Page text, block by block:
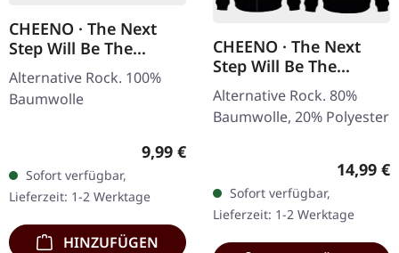
CHEENO · The Next
Step Will Be The
Hardest | T-SHIRT
Alternative Rock. 100%
Baumwolle
Regulärer Preis:
9,99 €
Sofort verfügbar,
Lieferzeit: 1-2 Werktage
HINZUFÜGEN
CHEENO · The Next
Step Will Be The
Hardest | ZIPPER
Alternative Rock. 80%
Baumwolle, 20% Polyester
14,99 €
Sofort verfügbar,
Lieferzeit: 1-2 Werktage